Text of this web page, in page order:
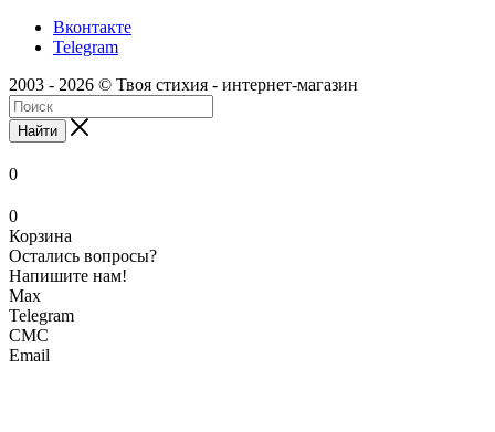
Вконтакте
Telegram
2003 - 2026 © Твоя стихия - интернет-магазин
Найти
0
0
Корзина
Остались вопросы?
Напишите нам!
Max
Telegram
СМС
Email